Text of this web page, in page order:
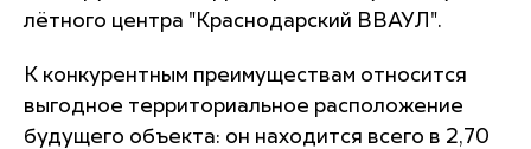
лётного центра "Краснодарский ВВАУЛ".
К конкурентным преимуществам относится
выгодное территориальное расположение
будущего объекта: он находится всего в 2,70